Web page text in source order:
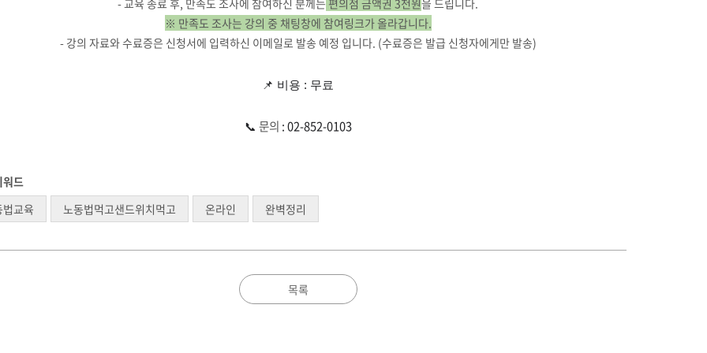
※ 만족도 조사는 강의 중 채팅창에 참여링크가 올라갑니다.
- 강의 자료와 수료증은 신청서에 입력하신 이메일로 발송 예정 입니다. (수료증은 발급 신청자에게만 발송)
📌 비용 : 무료
📞 문의 : 02-852-0103
드
법교육
노동법먹고샌드위치먹고 온라인 완벽정리
목록